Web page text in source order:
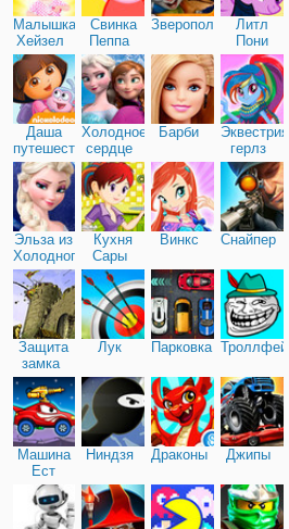
Малышка
Хейзел
Свинка
Пеппа
Зверополис
Литл
Пони
Дружба
Даша
путешественница
Холодное
сердце
Барби
Эквестрия
герлз
Эльза из
Холодного
сердца
Кухня
Сары
Винкс Снайпер
Защита
замка
Лук Парковка Троллфейс
Машина
Ест
Машину
Ниндзя Драконы Джипы